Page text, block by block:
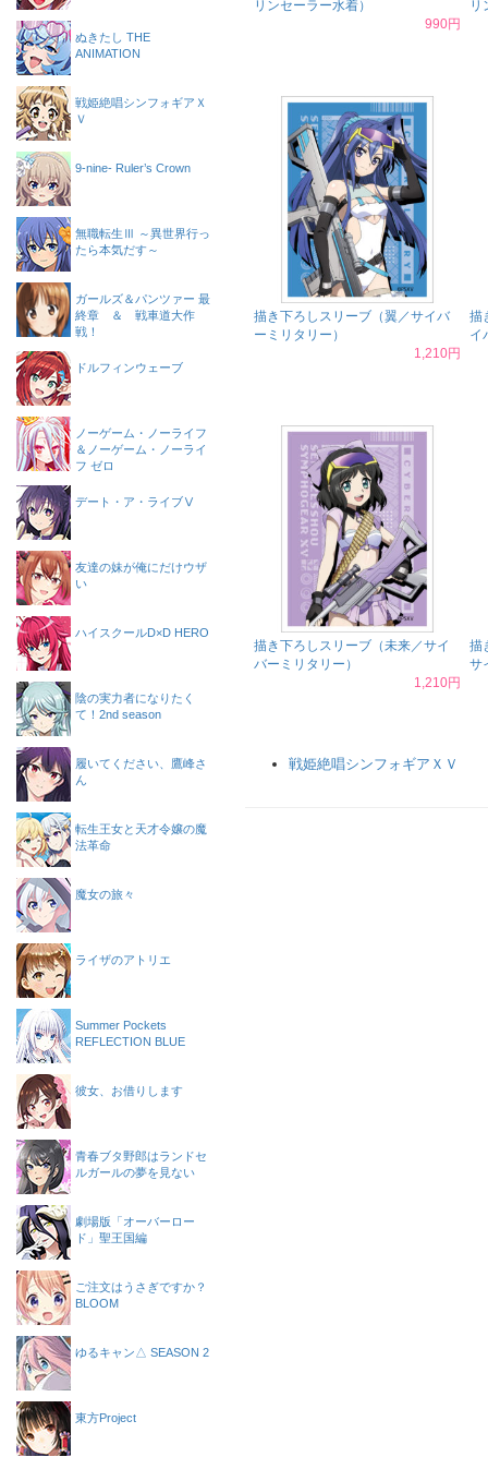
リンセーラー水着）
990円
リ
描き下ろしスリーブ（翼／サイバ
ーミリタリー）
1,210円
描
イ
描き下ろしスリーブ（未来／サイ
バーミリタリー）
1,210円
描
サ
戦姫絶唱シンフォギアＸＶ
ぬきたし THE
ANIMATION
戦姫絶唱シンフォギアＸ
Ｖ
9-nine- Ruler’s Crown
無職転生Ⅲ ～異世界行っ
たら本気だす～
ガールズ＆パンツァー 最
終章 ＆ 戦車道大作
戦！
ドルフィンウェーブ
ノーゲーム・ノーライフ
＆ノーゲーム・ノーライ
フ ゼロ
デート・ア・ライブⅤ
友達の妹が俺にだけウザ
い
ハイスクールD×D HERO
陰の実力者になりたく
て！2nd season
履いてください、鷹峰さ
ん
転生王女と天才令嬢の魔
法革命
魔女の旅々
ライザのアトリエ
Summer Pockets
REFLECTION BLUE
彼女、お借りします
青春ブタ野郎はランドセ
ルガールの夢を見ない
劇場版「オーバーロー
ド」聖王国編
ご注文はうさぎですか？
BLOOM
ゆるキャン△ SEASON 2
東方Project